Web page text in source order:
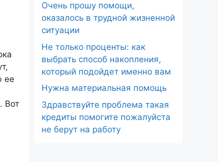
ее
Вот
Очень прошу помощи,
оказалось в трудной жизненной
ситуации
Не только проценты: как
выбрать способ накопления,
который подойдет именно вам
Нужна материальная помощь
Здравствуйте проблема такая
кредиты помогите пожалуйста
не берут на работу